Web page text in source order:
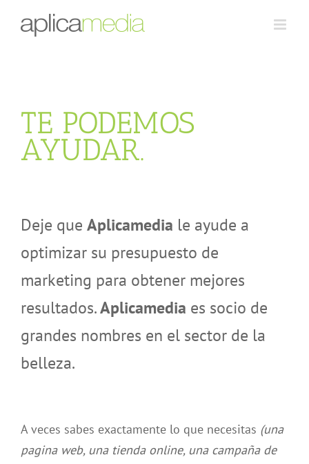
TE PODEMOS
AYUDAR.
Deje que Aplicamedia le ayude a
optimizar su presupuesto de
marketing para obtener mejores
resultados.Aplicamedia es socio de
grandes nombres en el sector de la
belleza.
A veces sabes exactamente lo que necesitas (una
pagina web, una tienda online, una campaña de